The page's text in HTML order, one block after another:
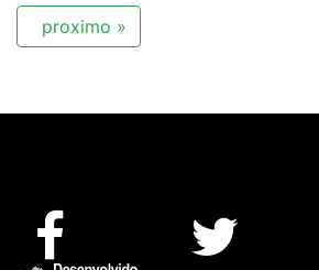
proximo »